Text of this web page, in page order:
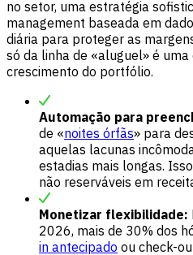
no setor, uma estratégia
management baseada em
diária para proteger as
só da linha de «aluguel» é
crescimento do portfólio.
Automação para
de «noites órfãs» para
aquelas lacunas
estadias mais longas.
não reserváveis em
Monetizar flexibilidade:
2026, mais de 30% dos
in antecipado ou check-